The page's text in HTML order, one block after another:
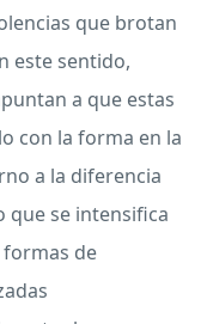
que brotan
este sentido,
a que estas
con la forma en la
a la diferencia
que se intensifica
de